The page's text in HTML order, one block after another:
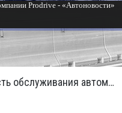
Prodrive - «Автоновости»
с бензиновым мотором -
Стоимость обслуживания автомобилей в России вырастет из-за дефицита кадров